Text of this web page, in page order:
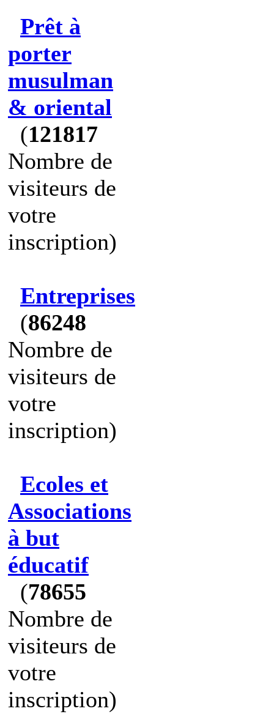
Prêt à
porter
musulman
& oriental
(121817
Nombre de
visiteurs de
votre
inscription)
Entreprises
(86248
Nombre de
visiteurs de
votre
inscription)
Ecoles et
Associations
à but
éducatif
(78655
Nombre de
visiteurs de
votre
inscription)